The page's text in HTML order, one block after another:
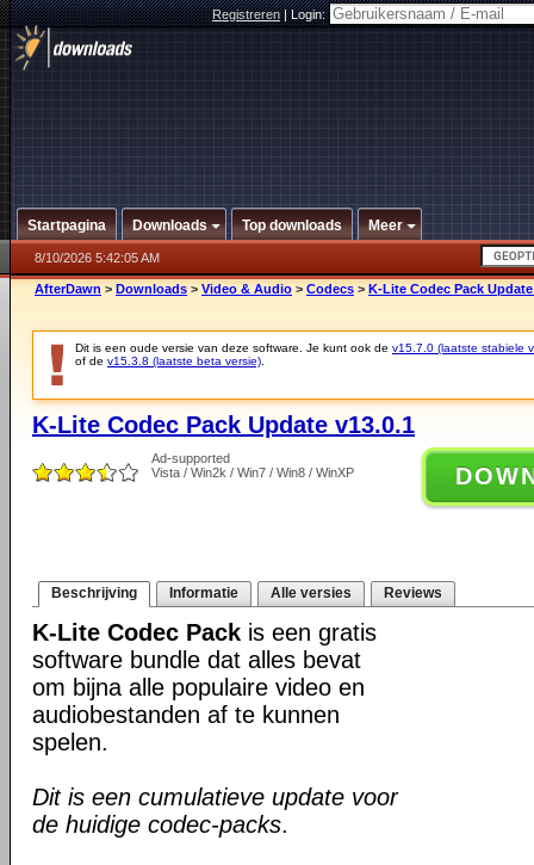
Registreren|Login:
Startpagina Downloads Top downloads Meer
8/10/2026 5:42:05 AM
AfterDawn > Downloads > Video & Audio > Codecs > K-Lite Codec Pack Update
Dit is een oude versie van deze software. Je kunt ook de v15.7.0 (laatste stabiele
of de v15.3.8 (laatste beta versie)
K-Lite Codec Pack Update v13.0.1
Ad-supported
Vista / Win2k / Win7 / Win8 / WinXP
Beschrijving Informatie Alle versies Reviews
K-Lite Codec Pack is een gratis
software bundle dat alles bevat
om bijna alle populaire video en
audiobestanden af te kunnen
spelen.
Dit is een cumulatieve update voor
de huidige codec-packs.